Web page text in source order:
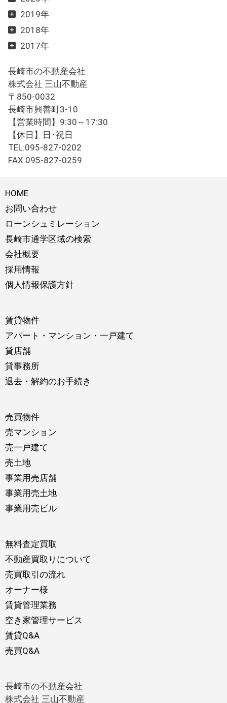
2019年
2018年
2017年
長崎市の不動産会社
株式会社 三山不動産
〒850-0032
長崎市興善町3-10
【営業時間】9:30～17:30
【休日】日･祝日
TEL:095-827-0202
FAX:095-827-0259
HOME
お問い合わせ
ローンシュミレーション
長崎市通学区域の検索
会社概要
採用情報
個人情報保護方針
賃貸物件
アパート・マンション・一戸建て
貸店舗
貸事務所
退去・解約のお手続き
売買物件
売マンション
売一戸建て
売土地
事業用売店舗
事業用売土地
事業用売ビル
無料査定買取
不動産買取りについて
売買取引の流れ
オーナー様
賃貸管理業務
空き家管理サービス
賃貸Q&A
売買Q&A
長崎市の不動産会社
株式会社 三山不動産